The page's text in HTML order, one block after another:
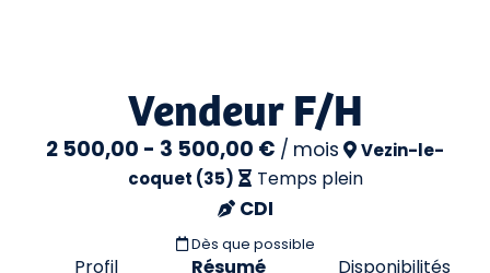
Vendeur F/H
2 500,00 - 3 500,00 € / mois
Vezin-le-
coquet (35)
Temps plein
CDI
Dès que possible
Profil Résumé Disponibilités